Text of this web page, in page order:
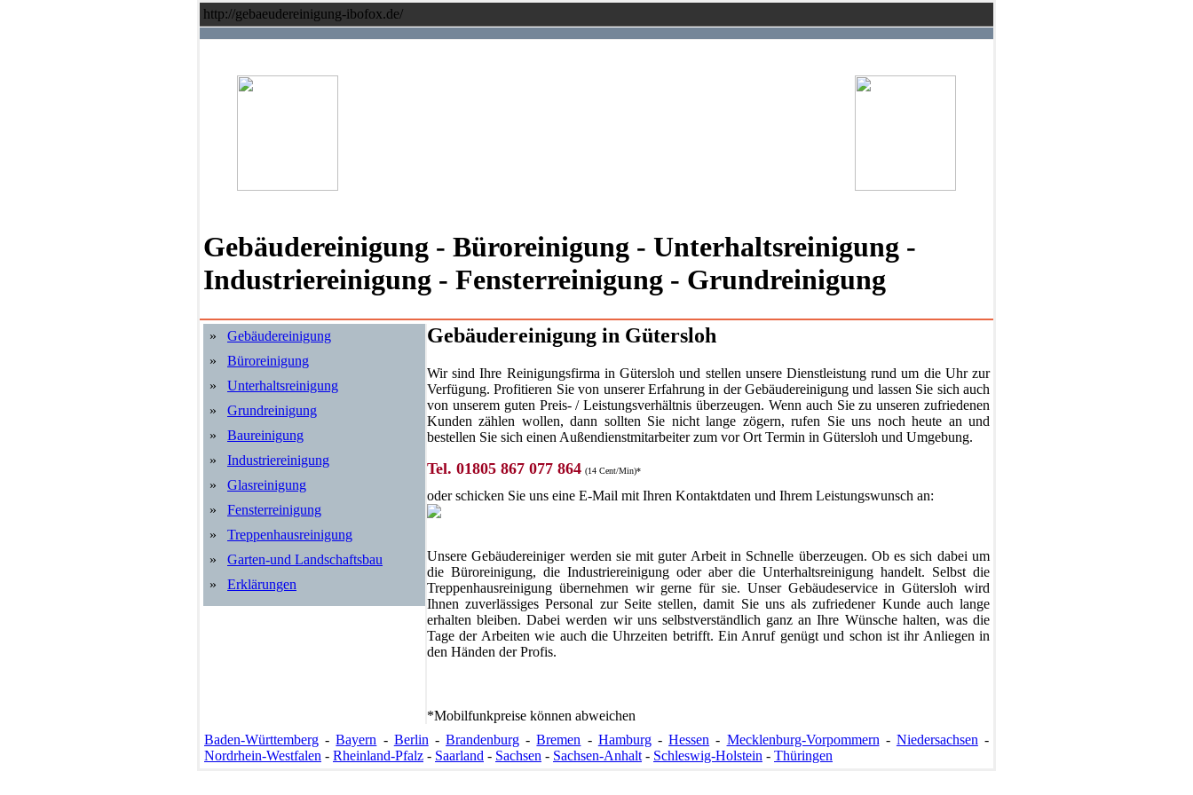
http://gebaeudereinigung-ibofox.de/
Gebäudereinigung - Büroreinigung - Unterhaltsreinigung -
Industriereinigung - Fensterreinigung - Grundreinigung
»
Gebäudereinigung
»
Büroreinigung
»
Unterhaltsreinigung
»
Grundreinigung
»
Baureinigung
»
Industriereinigung
»
Glasreinigung
»
Fensterreinigung
»
Treppenhausreinigung
»
Garten-und Landschaftsbau
»
Erklärungen
Gebäudereinigung in Gütersloh
Wir sind Ihre Reinigungsfirma in Gütersloh und stellen unsere Dienstleistung rund um die Uhr zur
Verfügung. Profitieren Sie von unserer Erfahrung in der Gebäudereinigung und lassen Sie sich auch
von unserem guten Preis- / Leistungsverhältnis überzeugen. Wenn auch Sie zu unseren zufriedenen
Kunden zählen wollen, dann sollten Sie nicht lange zögern, rufen Sie uns noch heute an und
bestellen Sie sich einen Außendienstmitarbeiter zum vor Ort Termin in Gütersloh und Umgebung.
Tel. 01805 867 077 864 (14 Cent/Min)*
oder schicken Sie uns eine E-Mail mit Ihren Kontaktdaten und Ihrem Leistungswunsch an:
Unsere Gebäudereiniger werden sie mit guter Arbeit in Schnelle überzeugen. Ob es sich dabei um
die Büroreinigung, die Industriereinigung oder aber die Unterhaltsreinigung handelt. Selbst die
Treppenhausreinigung übernehmen wir gerne für sie. Unser Gebäudeservice in Gütersloh wird
Ihnen zuverlässiges Personal zur Seite stellen, damit Sie uns als zufriedener Kunde auch lange
erhalten bleiben. Dabei werden wir uns selbstverständlich ganz an Ihre Wünsche halten, was die
Tage der Arbeiten wie auch die Uhrzeiten betrifft. Ein Anruf genügt und schon ist ihr Anliegen in
den Händen der Profis.
*Mobilfunkpreise können abweichen
Baden-Württemberg -Bayern - Berlin -Brandenburg -Bremen - Hamburg-Hessen - Mecklenburg-Vorpommern - Niedersachsen -
Nordrhein-Westfalen - Rheinland-Pfalz - Saarland - Sachsen - Sachsen-Anhalt - Schleswig-Holstein - Thüringen